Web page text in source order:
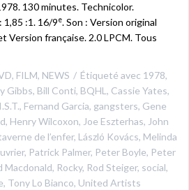
130 minutes. Technicolor.
1,85 :1. 16/9e. Son : Version original
Version française. 2.0 LPCM. Tous
, FILM, NEWS Étiqueté avec 1978,
Gibbs, Bill Conti, BQHL , Cassie Yates,
, Fernand Garcia, gangsters, Gene
, Henry Wilcoxon, Joe Eszterhas, John
de l’enfer, László Kovács, Melinda
, Patrick Palmer, Peter Boyle, Peter
Macdonald, Rocky, Rod Steiger, social,
, Tony Lo Bianco, United Artists